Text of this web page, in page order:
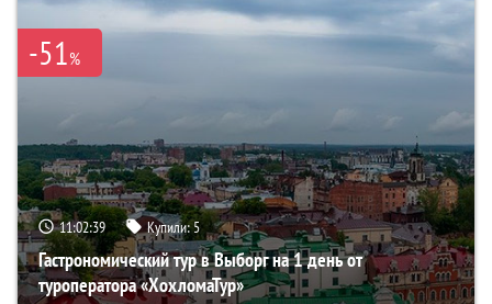
-51%
11:02:38 Купили:5
Гастрономический тур в Выборг на 1 день от
туроператора «ХохломаТур»